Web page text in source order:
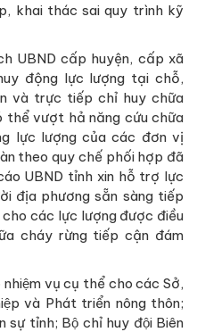
khai thác sai quy trình kỹ
UBND cấp huyện, cấp xã
động lực lượng tại chỗ,
và trực tiếp chỉ huy chữa
thể vượt hả năng cứu chữa
lực lượng của các đơn vị
theo quy chế phối hợp đã
UBND tỉnh xin hỗ trợ lực
địa phương sẵn sàng tiếp
các lực lượng được điều
cháy rừng tiếp cận đám
vụ cụ thể cho các Sở,
và Phát triển nông thôn;
sự tỉnh; Bộ chỉ huy đội Biên